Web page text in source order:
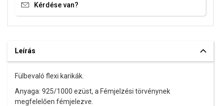
Kérdése van?
Leírás
Fülbevaló flexi karikák.
Anyaga: 925/1000 ezüst, a Fémjelzési törvénynek
megfelelően fémjelezve.